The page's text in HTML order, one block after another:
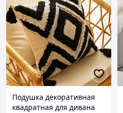
Подушка декоративная
квадратная для дивана